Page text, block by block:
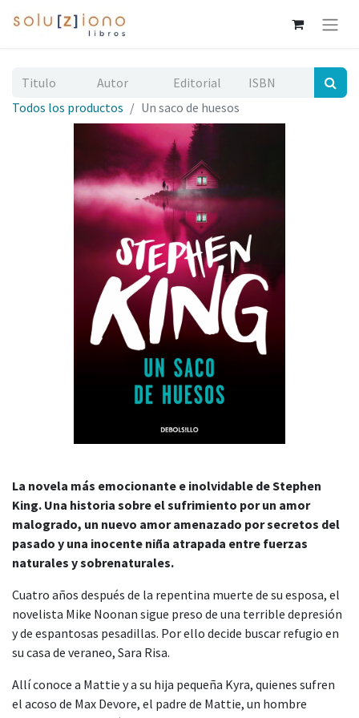
Todos los productos Un saco de huesos
La novela más emocionante e inolvidable de Stephen
King. Una historia sobre el sufrimiento por un amor
malogrado, un nuevo amor amenazado por secretos del
pasado y una inocente niña atrapada entre fuerzas
naturales y sobrenaturales.
Cuatro años después de la repentina muerte de su esposa, el
novelista Mike Noonan sigue preso de una terrible depresión
y de espantosas pesadillas. Por ello decide buscar refugio en
su casa de veraneo, Sara Risa.
Allí conoce a Mattie y a su hija pequeña Kyra, quienes sufren
el acoso de Max Devore, el padre de Mattie, un hombre